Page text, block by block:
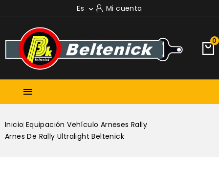
Es  Mi cuenta
0

Inicio Equipación Vehículo Arneses Rally
Arnes De Rally Ultralight Beltenick